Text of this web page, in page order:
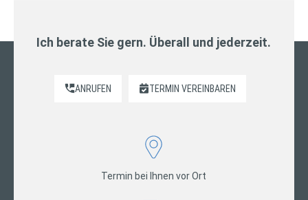
Ich berate Sie gern. Überall und jederzeit.
ANRUFEN TERMIN VEREINBAREN
Termin bei Ihnen vor Ort